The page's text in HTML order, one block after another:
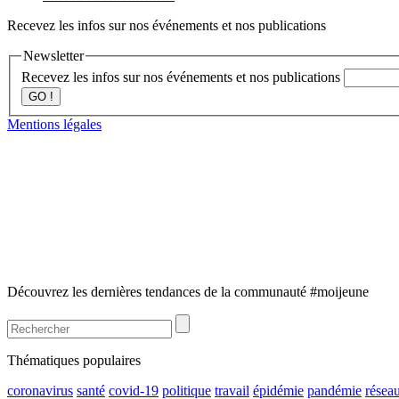
Recevez les infos sur nos événements et nos publications
Newsletter
Recevez les infos sur nos événements et nos publications
GO !
Mentions légales
Découvrez les dernières tendances de la communauté #moijeune
Thématiques populaires
coronavirus santé covid-19 politique travail épidémie pandémie